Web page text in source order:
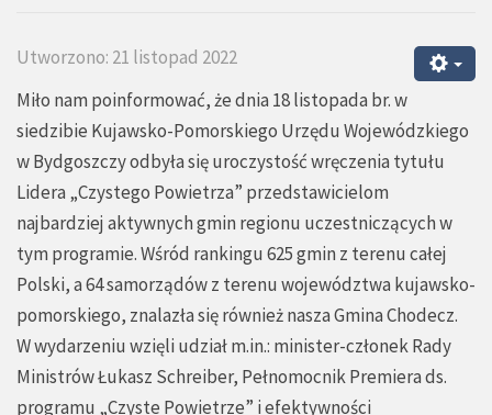
Utworzono: 21 listopad 2022
Miło nam poinformować, że dnia 18 listopada br. w
siedzibie Kujawsko-Pomorskiego Urzędu Wojewódzkiego
w Bydgoszczy odbyła się uroczystość wręczenia tytułu
Lidera „Czystego Powietrza” przedstawicielom
najbardziej aktywnych gmin regionu uczestniczących w
tym programie. Wśród rankingu 625 gmin z terenu całej
Polski, a 64 samorządów z terenu województwa kujawsko-
pomorskiego, znalazła się również nasza Gmina Chodecz.
W wydarzeniu wzięli udział m.in.: minister-członek Rady
Ministrów Łukasz Schreiber, Pełnomocnik Premiera ds.
programu „Czyste Powietrze” i efektywności